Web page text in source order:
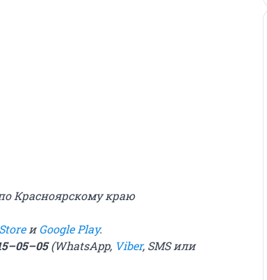
Красноярскому краю
иGoogle Play.
(WhatsApp, Viber, SMSили